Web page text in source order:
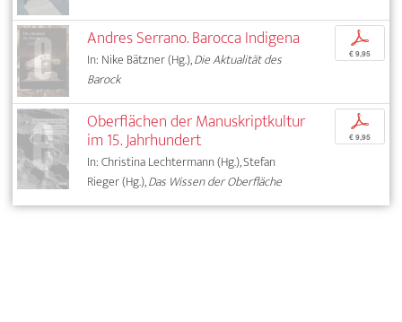
Andres Serrano. Barocca Indigena
In: Nike Bätzner (Hg.),Die Aktualität des
Barock
p
€ 9,95
Oberflächen der Manuskriptkultur
im 15. Jahrhundert
In: Christina Lechtermann (Hg.), Stefan
Rieger (Hg.),Das Wissen der Oberfläche
p
€ 9,95